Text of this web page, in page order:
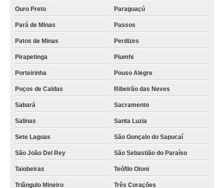
Ouro Preto Paraguaçú
Pará de Minas Passos
Patos de Minas Perdizes
Pirapetinga Piumhi
Porteirinha Pouso Alegre
Poços de Caldas Ribeirão das Neves
Sabará Sacramento
Salinas Santa Luzia
Sete Lagoas São Gonçalo do Sapucaí
São João Del Rey São Sebastião do Paraíso
Taiobeiras Teófilo Otoni
Triângulo Mineiro Três Corações